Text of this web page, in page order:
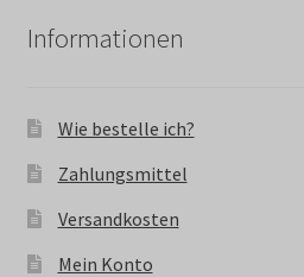
Informationen
Wie bestelle ich?
Zahlungsmittel
Versandkosten
Mein Konto